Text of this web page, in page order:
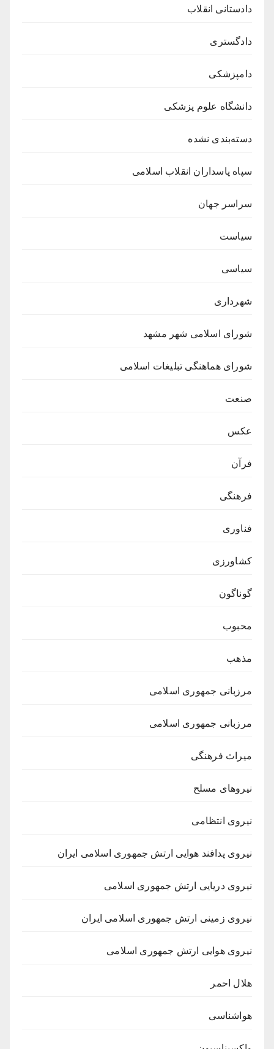
دادستانی انقلاب
دادگستری
دامپزشکی
دانشگاه علوم پزشکی
دسته‌بندی نشده
سپاه پاسداران انقلاب اسلامی
سراسر جهان
سیاست
سیاسی
شهرداری
شورای اسلامی شهر مشهد
شورای هماهنگی تبلیغات اسلامی
صنعت
عکس
فرآن
فرهنگی
فناوری
کشاورزی
گوناگون
محبوب
مذهب
مرزبانی جمهوری اسلامی
مرزبانی جمهوری اسلامی
میراث فرهنگی
نیروهای مسلح
نیروی انتظامی
نیروی پدافند هوایی ارتش جمهوری اسلامی ایران
نیروی دریایی ارتش جمهوری اسلامی
نیروی زمینی ارتش جمهوری اسلامی ایران
نیروی هوایی ارتش جمهوری اسلامی
هلال احمر
هواشناسی